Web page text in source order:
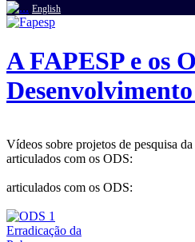
English
A FAPESP e os
Vídeos sobre projetos de pesquisa
articulados com os ODS:
articulados com os ODS: